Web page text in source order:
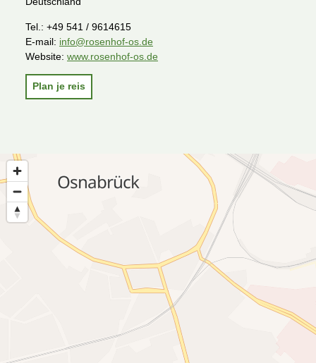
Tel.: +49 541 / 9614615
E-mail: info@rosenhof-os.de
Website: www.rosenhof-os.de
Plan je reis